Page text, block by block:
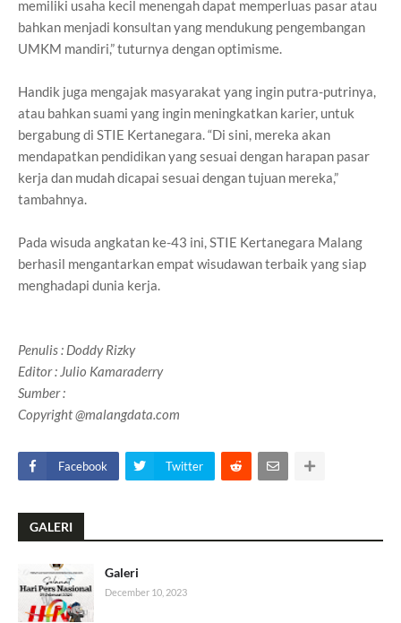
memiliki usaha kecil menengah dapat memperluas pasar atau
bahkan menjadi konsultan yang mendukung pengembangan
UMKM mandiri,” tuturnya dengan optimisme.
Handik juga mengajak masyarakat yang ingin putra-putrinya,
atau bahkan suami yang ingin meningkatkan karier, untuk
bergabung di STIE Kertanegara. “Di sini, mereka akan
mendapatkan pendidikan yang sesuai dengan harapan pasar
kerja dan mudah dicapai sesuai dengan tujuan mereka,”
tambahnya.
Pada wisuda angkatan ke-43 ini, STIE Kertanegara Malang
berhasil mengantarkan empat wisudawan terbaik yang siap
menghadapi dunia kerja.
Penulis: Doddy Rizky
Editor : Julio Kamaraderry
Sumber :
Copyright @malangdata.com
Facebook Twitter
GALERI
Galeri
December 10, 2023